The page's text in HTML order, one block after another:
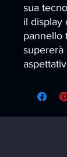
sua
il display
pannello
supererà